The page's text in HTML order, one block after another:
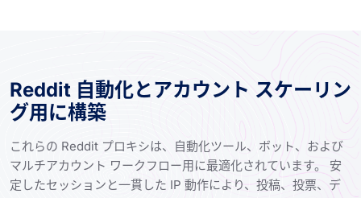
Reddit 自動化とアカウント スケーリン
グ用に構築
これらの Reddit プロキシは、自動化ツール、ボット、および
マルチアカウント ワークフロー用に最適化されています。 安
定したセッションと一貫した IP 動作により、投稿、投票、デ